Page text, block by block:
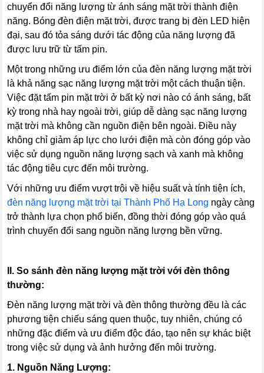
chuyển đổi năng lượng từ ánh sáng mặt trời thành điện
năng. Bóng đèn điện mặt trời, được trang bị đèn LED hiện
đại, sau đó tỏa sáng dưới tác động của năng lượng đã
được lưu trữ từ tấm pin.
Một trong những ưu điểm lớn của đèn năng lượng mặt trời
là khả năng sạc năng lượng mặt trời một cách thuận tiện.
Việc đặt tấm pin mặt trời ở bất kỳ nơi nào có ánh sáng, bất
kỳ trong nhà hay ngoài trời, giúp dễ dàng sạc năng lượng
mặt trời mà không cần nguồn điện bên ngoài. Điều này
không chỉ giảm áp lực cho lưới điện mà còn đóng góp vào
việc sử dụng nguồn năng lượng sạch và xanh mà không
tác động tiêu cực đến môi trường.
Với những ưu điểm vượt trội về hiệu suất và tính tiện ích,
đèn năng lượng mặt trời tại Thành Phố Hạ Long ngày càng
trở thành lựa chọn phổ biến, đồng thời đóng góp vào quá
trình chuyển đổi sang nguồn năng lượng bền vững.
II. So sánh đèn năng lượng mặt trời với đèn thông
thường:
Đèn năng lượng mặt trời và đèn thông thường đều là các
phương tiện chiếu sáng quen thuộc, tuy nhiên, chúng có
những đặc điểm và ưu điểm độc đáo, tạo nên sự khác biệt
trong việc sử dụng và ảnh hưởng đến môi trường.
1. Nguồn Năng Lượng: